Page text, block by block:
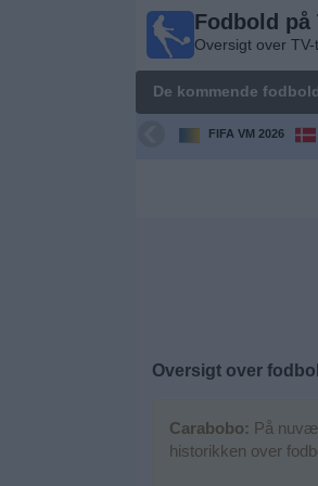
Fodbold på
Oversigt over
De kommende
FIFA VM 2026
Oversigt over
Carabobo: På
historikken over
Oversigt over
transmitterede